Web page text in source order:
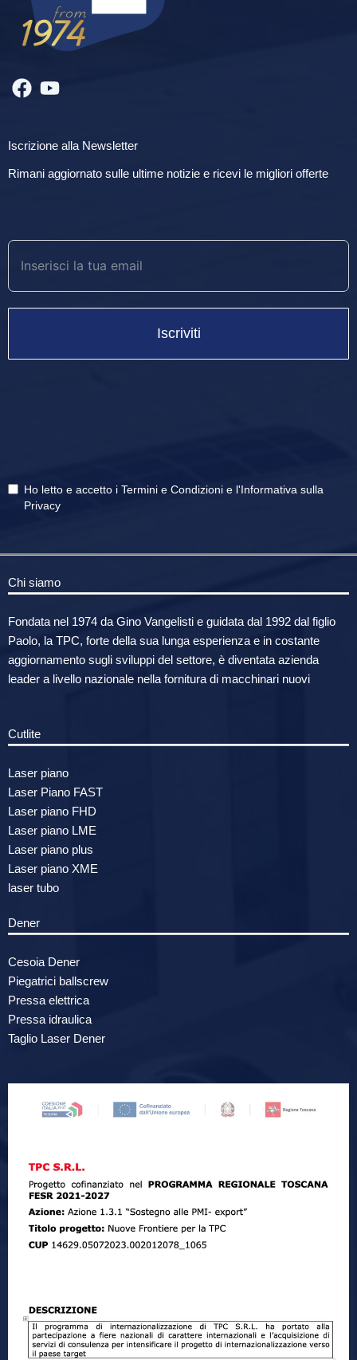
Iscrizione alla Newsletter
Rimani aggiornato sulle ultime notizie e ricevi le migliori offerte
Iscriviti
Ho letto e accetto i Termini e Condizioni e l'Informativa sulla
Privacy
Chi siamo
Fondata nel 1974 da Gino Vangelisti e guidata dal 1992 dal figlio
Paolo, la TPC, forte della sua lunga esperienza e in costante
aggiornamento sugli sviluppi del settore, è diventata azienda
leader a livello nazionale nella fornitura di macchinari nuovi
Cutlite
Laser piano
Laser Piano FAST
Laser piano FHD
Laser piano LME
Laser piano plus
Laser piano XME
laser tubo
Dener
Cesoia Dener
Piegatrici ballscrew
Pressa elettrica
Pressa idraulica
Taglio Laser Dener